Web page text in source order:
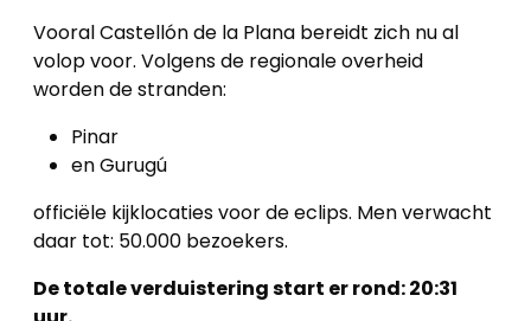
Vooral Castellón de la Plana bereidt zich nu al
volop voor. Volgens de regionale overheid
worden de stranden:
Pinar
en Gurugú
officiële kijklocaties voor de eclips. Men verwacht
daar tot: 50.000 bezoekers.
De totale verduistering start er rond: 20:31